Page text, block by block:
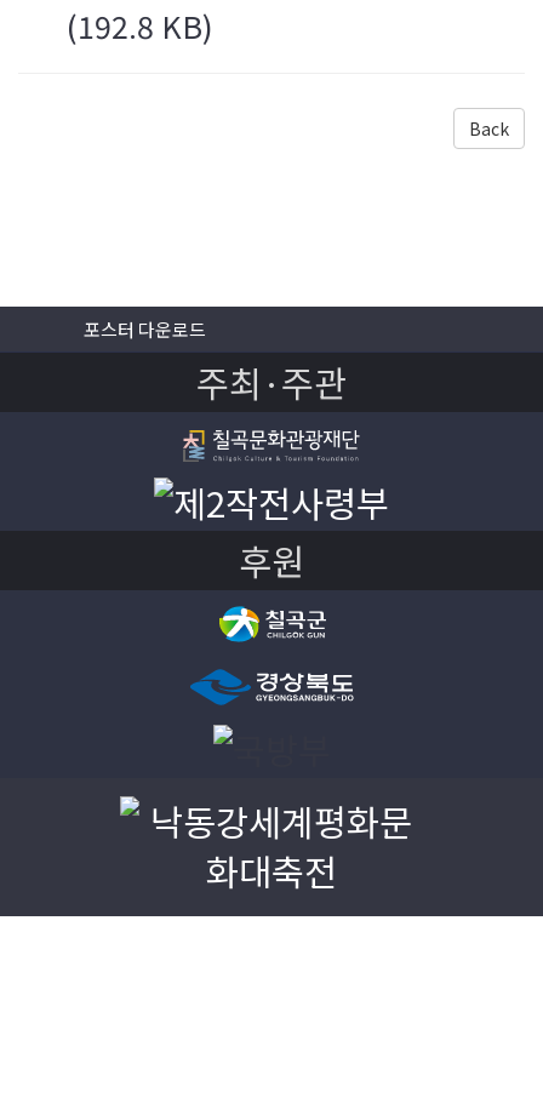
(192.8 KB)
Back
포스터 다운로드
주최·주관
후원